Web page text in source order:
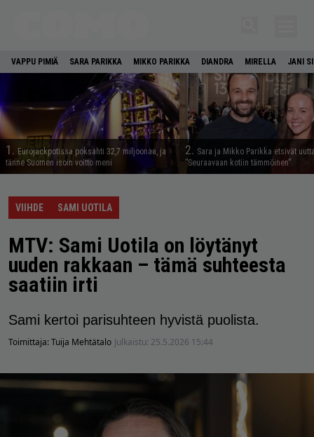
VAPPU PIMIÄ SARA PARIKKA MIKKO PARIKKA DIANDRA MIRELLA JANI
1. Eurojackpotissa poksahti 32,7 miljoonaa, ja
tänne Suomen isoin voitto meni
2. Sara ja Mikko Parikka etsivät
”Seuraavaan kotiin tämmöinen”
VIIHDE SAMI UOTILA
MTV: Sami Uotila on löytänyt
uuden rakkaan – tämä suhteesta
saatiin irti
Sami kertoi parisuhteen hyvistä puolista.
Toimittaja:Tuija Mehtätalo Julkaistu: 25.5.2026 15:44